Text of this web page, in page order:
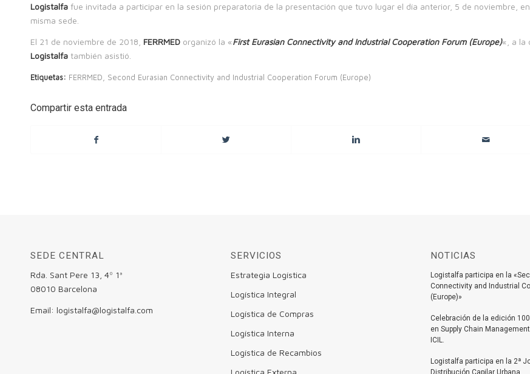
Logistalfa fue invitada a participar en la sesión preparatoria de la presentación que tuvo lugar el día anterior, 5 de noviembre,
misma sede.
El 21 de noviembre de 2018, FERRMED organizó la «First Eurasian Connectivity and Industrial Cooperation Forum (Europe)«, a la
Logistalfa también asistió.
Etiquetas: FERRMED Second Eurasian Connectivity and Industrial Cooperation Forum (Europe)
Compartir esta entrada
SEDE CENTRAL
Rda. Sant Pere 13, 4º 1ª
08010 Barcelona
Email: logistalfa@logistalfa.com
SERVICIOS
Estrategia Logística
Logística Integral
Logística de Compras
Logística Interna
Logística de Recambios
Logística Externa
NOTICIAS
Logistalfa participa en la
Connectivity and Industrial
(Europe)»
Celebración de la edición
en Supply Chain
ICIL.
Logistalfa participa en la 2ª
Distribución Capilar Urbana